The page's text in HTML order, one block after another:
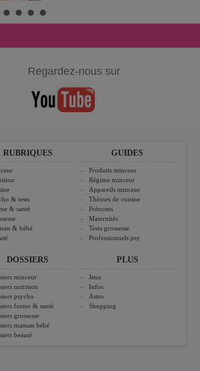
Regardez-nous sur
RUBRIQUES
& tests
& santé
& bébé
DOSSIERS
minceur
nutrition
psycho
forme & santé
grossesse
maman bébé
beauté
GUIDES
Produits minceur
Régime minceur
Appareils minceur
Thèmes de cuisine
Prénoms
Maternités
Tests grossesse
Professionnels psy
PLUS
Jeux
Infos
Astro
Shopping